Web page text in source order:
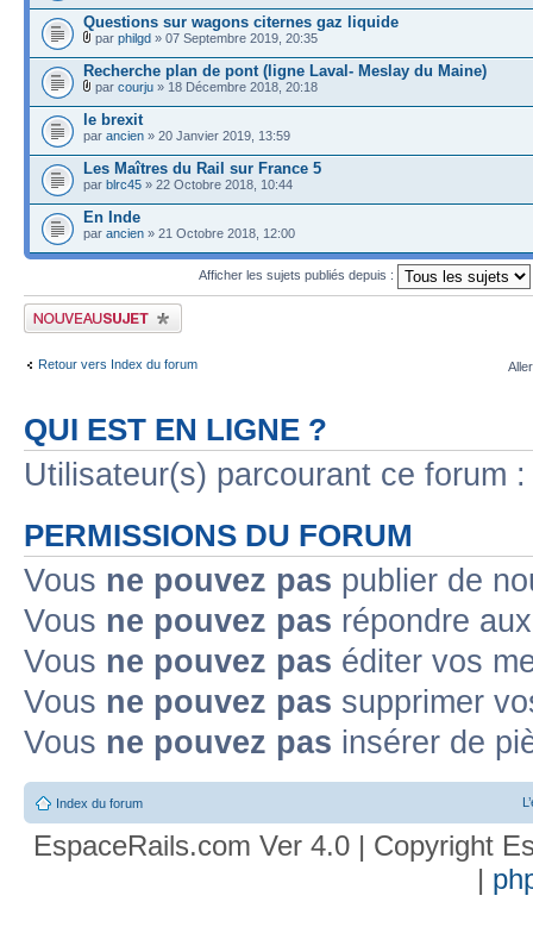
Questions sur wagons citernes gaz liquide
par philgd » 07 Septembre 2019, 20:35
Recherche plan de pont (ligne Laval- Meslay du Maine)
par courju » 18 Décembre 2018, 20:18
le brexit
par ancien » 20 Janvier 2019, 13:59
Les Maîtres du Rail sur France 5
par blrc45 » 22 Octobre 2018, 10:44
En Inde
par ancien » 21 Octobre 2018, 12:00
Afficher les sujets publiés depuis :
Publier un nouveau sujet
Retour vers Index du forum
QUI EST EN LIGNE ?
Utilisateur(s) parcourant ce forum
PERMISSIONS DU FORUM
Vous ne pouvez pas publier de
Vous ne pouvez pas répondre
Vous ne pouvez pas éditer vos
Vous ne pouvez pas supprimer
Vous ne pouvez pas insérer de
Index du forum
EspaceRails.com Ver 4.0 | Copyright
|